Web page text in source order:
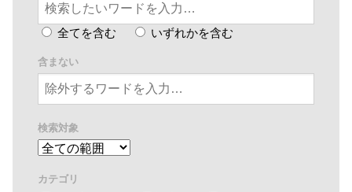
全てを含む いずれかを含む
含まない
検索対象
カテゴリ